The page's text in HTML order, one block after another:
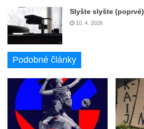
Slyšte slyšte (poprvé)
10. 4. 2026
Podobné články